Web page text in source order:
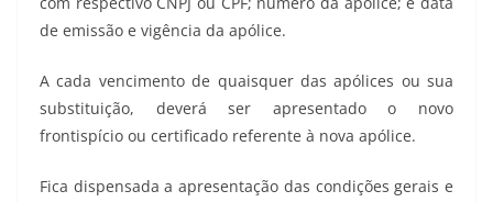
de emissão e vigência da apólice.
A cada vencimento de quaisquer das apólices ou sua
substituição, deverá ser apresentado o novo
frontispício ou certificado referente à nova apólice.
Fica dispensada a apresentação das condições gerais e